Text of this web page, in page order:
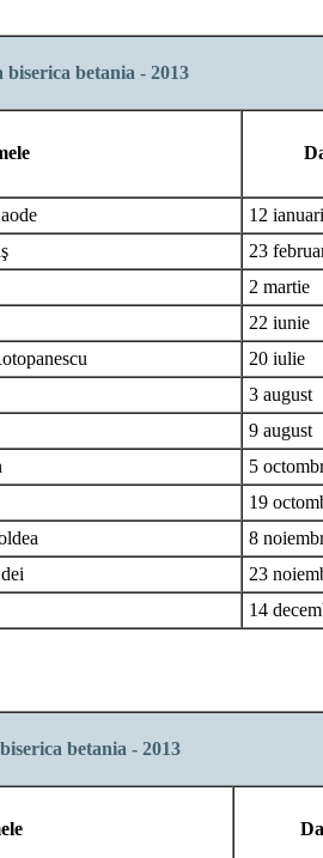
biserica betania - 2013
12
23
2 martie
22 iunie
20 iulie
3 august
9 august
5
19
8
23
14
betania - 2013